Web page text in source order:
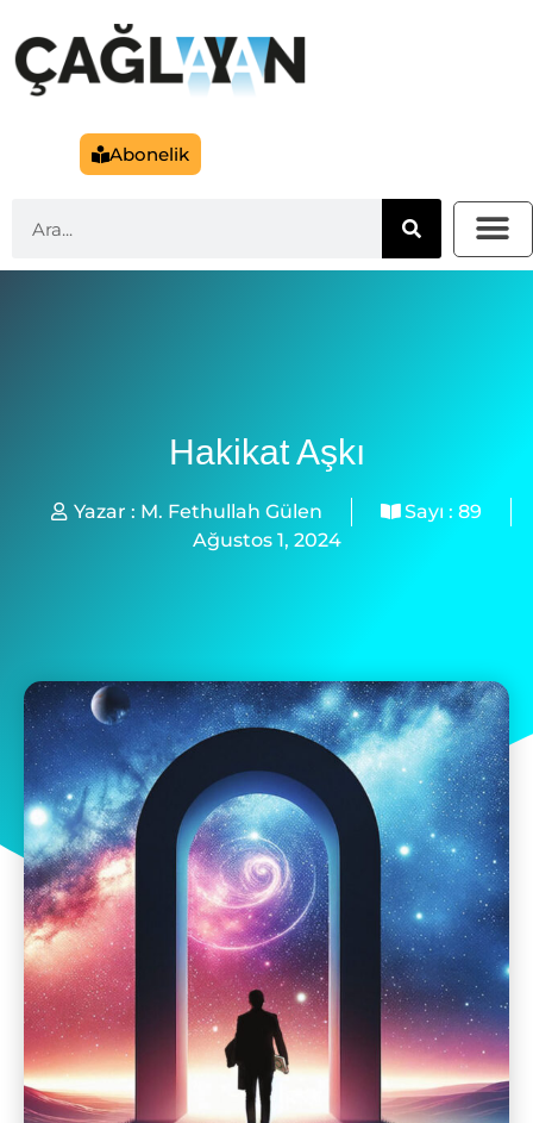
Abonelik
Hakikat Aşkı
Yazar : M. Fethullah Gülen Sayı : 89
Ağustos 1, 2024